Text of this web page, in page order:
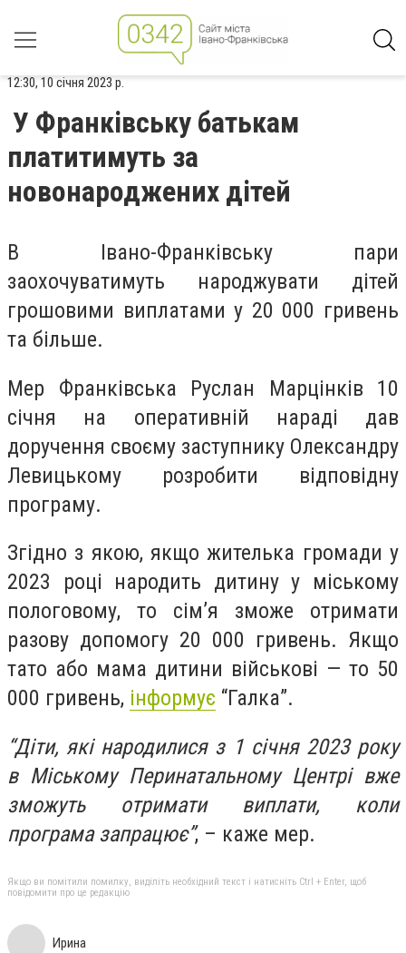
12:30, 10 січня 2023 р.
У Франківську батькам
платитимуть за
новонароджених дітей
В Івано-Франківську пари
заохочуватимуть народжувати дітей
грошовими виплатами у 20 000 гривень
та більше.
Мер Франківська Руслан Марцінків 10
січня на оперативній нараді дав
доручення своєму заступнику Олександру
Левицькому розробити відповідну
програму.
Згідно з якою, якщо жителька громади у
2023 році народить дитину у міському
пологовому, то сімʼя зможе отримати
разову допомогу 20 000 гривень. Якщо
тато або мама дитини військові — то 50
000 гривень, інформує “Галка”.
“Діти, які народилися з 1 січня 2023 року
в Міському Перинатальному Центрі вже
зможуть отримати виплати, коли
програма запрацює”, – каже мер.
Якщо ви помітили помилку, виділіть необхідний текст і натисніть Ctrl + Enter, щоб
повідомити про це редакцію
Ирина